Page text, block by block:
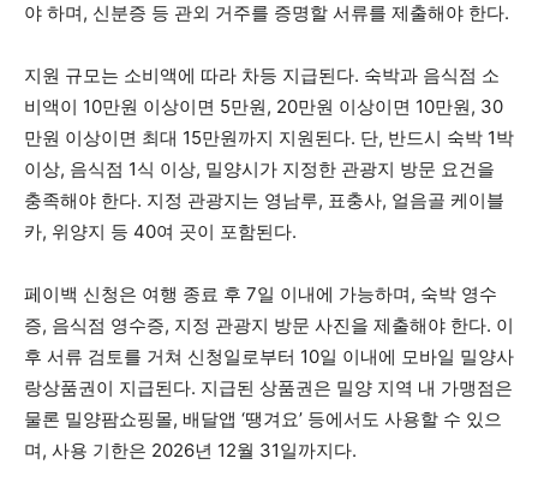
야 하며, 신분증 등 관외 거주를 증명할 서류를 제출해야 한다.
지원 규모는 소비액에 따라 차등 지급된다. 숙박과 음식점 소
비액이 10만원 이상이면 5만원, 20만원 이상이면 10만원, 30
만원 이상이면 최대 15만원까지 지원된다. 단, 반드시 숙박 1박
이상, 음식점 1식 이상, 밀양시가 지정한 관광지 방문 요건을
충족해야 한다. 지정 관광지는 영남루, 표충사, 얼음골 케이블
카, 위양지 등 40여 곳이 포함된다.
페이백 신청은 여행 종료 후 7일 이내에 가능하며, 숙박 영수
증, 음식점 영수증, 지정 관광지 방문 사진을 제출해야 한다. 이
후 서류 검토를 거쳐 신청일로부터 10일 이내에 모바일 밀양사
랑상품권이 지급된다. 지급된 상품권은 밀양 지역 내 가맹점은
물론 밀양팜쇼핑몰, 배달앱 ‘땡겨요’ 등에서도 사용할 수 있으
며, 사용 기한은 2026년 12월 31일까지다.